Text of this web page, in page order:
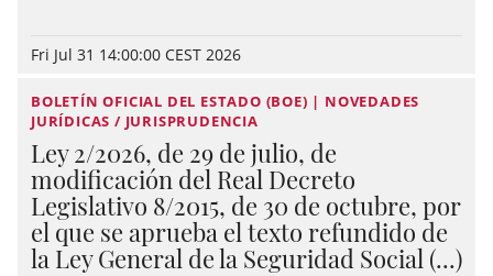
Fri Jul 31 14:00:00 CEST 2026
BOLETÍN OFICIAL DEL ESTADO (BOE) | NOVEDADES
JURÍDICAS / JURISPRUDENCIA
Ley 2/2026, de 29 de julio, de
modificación del Real Decreto
Legislativo 8/2015, de 30 de octubre, por
el que se aprueba el texto refundido de
la Ley General de la Seguridad Social (...)